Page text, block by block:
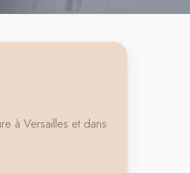
à Versailles et dans